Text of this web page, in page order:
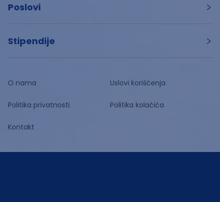
Poslovi
Stipendije
O nama Uslovi korišćenja
Politika privatnosti Politika kolačića
Kontakt